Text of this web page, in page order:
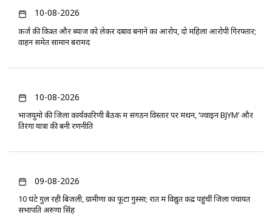
10-08-2026
कर्ज की किश्त और ब्याज को लेकर दबाव बनाने का आरोप, दो महिला आरोपी गिरफ्तार;
वाहन समेत सामान बरामद
10-08-2026
भाजयुमो की जिला कार्यकारिणी बैठक में संगठन विस्तार पर मंथन, ‘ज्वाइन BJYM’ और
तिरंगा यात्रा की बनी रणनीति
09-08-2026
10 घंटे गुल रही बिजली, ग्रामीणों का फूटा गुस्सा; रात में विद्युत केंद्र पहुंचीं जिला पंचायत
सभापति अरुणा सिंह